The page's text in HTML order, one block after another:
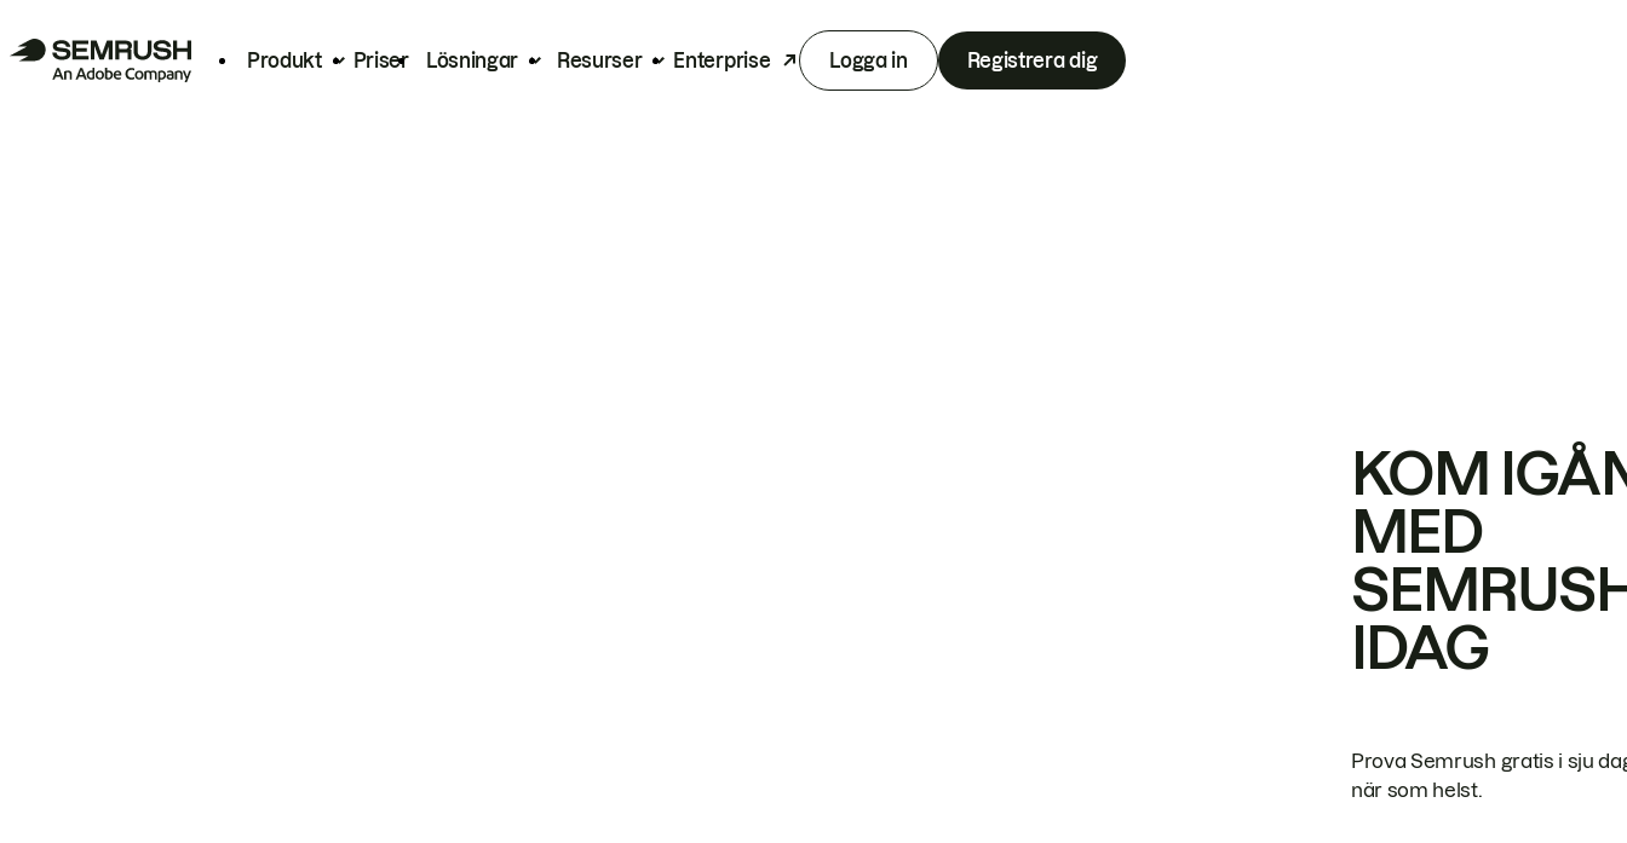
Produkt Priser Lösningar Resurser Enterprise Logga in Registrera dig
KOM
MED
IDAG
Prova Semrush gratis i sju
när som helst.